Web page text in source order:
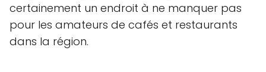
certainement un endroit à ne manquer pas
pour les amateurs de cafés et restaurants
dans la région.